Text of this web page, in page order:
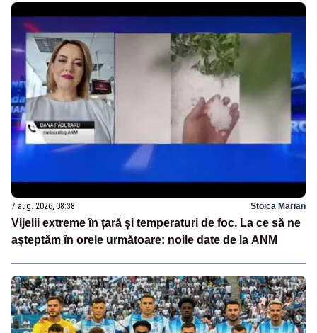
7 aug. 2026, 08:38 Stoica Marian
Vijelii extreme în țară și temperaturi de foc. La ce să ne
așteptăm în orele următoare: noile date de la ANM